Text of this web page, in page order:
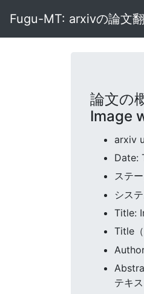
Fugu-MT: arxivの論文
論文の
Image
arxiv
Date:
ステ
シス
Title:
Title
テキ